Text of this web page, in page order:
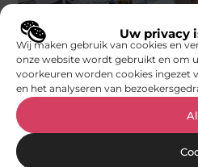
Uw privacy
Wij maken gebruik van cookies en
onze website wordt gebruikt en om
voorkeuren worden cookies ingezet
en het analyseren van
De opkomst van mangohout
meubelmarkt
Mangohout is hot! Of je nu op
nieuwe kast, tafel, stoel of
Smoods.nl